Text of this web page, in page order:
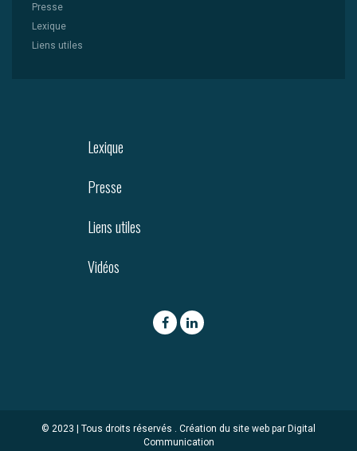
Presse
Lexique
Liens utiles
Lexique
Presse
Liens utiles
Vidéos
© 2023 | Tous droits réservés . Création du site web par Digital
Communication